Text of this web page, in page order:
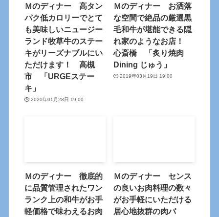
Ｍのディナー 高タン
パク低カロリーでとて
も美味しいニュージー
ランド牧草牛のステー
キがリーズナブルにい
ただけます！ 高槻
市 「URGEステー
キ」
2020年01月28日 19:00
Ｍのディナー お洒落
な空間で絶品の厳選黒
毛和牛が堪能できる隠
れ家のようなお店！
心斎橋 「炙り焼肉
Dining じゅう」
2019年03月19日 19:00
Ｍのディナー 徹底的
に品質管理されたワン
ランク上の和牛がお手
軽価格で味わえるお肉
Ｍのディナー センス
の良いお肉料理の数々
がお手軽にいただける
居心地抜群の肉バ